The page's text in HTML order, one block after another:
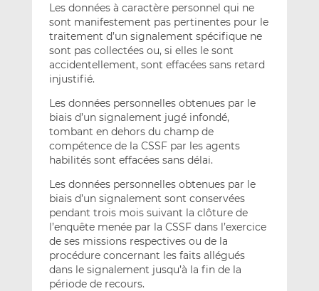
Les données à caractère personnel qui ne
sont manifestement pas pertinentes pour le
traitement d’un signalement spécifique ne
sont pas collectées ou, si elles le sont
accidentellement, sont effacées sans retard
injustifié.
Les données personnelles obtenues par le
biais d’un signalement jugé infondé,
tombant en dehors du champ de
compétence de la CSSF par les agents
habilités sont effacées sans délai.
Les données personnelles obtenues par le
biais d’un signalement sont conservées
pendant trois mois suivant la clôture de
l’enquête menée par la CSSF dans l’exercice
de ses missions respectives ou de la
procédure concernant les faits allégués
dans le signalement jusqu’à la fin de la
période de recours.